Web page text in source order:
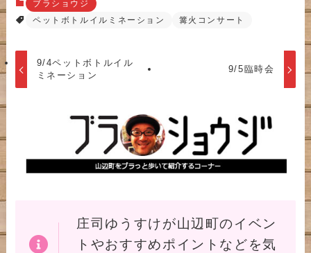
ブラショウジ
ペットボトルイルミネーション
篝火コンサート
9/4ペットボトルイル
ミネーション
9/5臨時会
庄司ゆうすけが山辺町のイベン
トやおすすめポイントなどを気